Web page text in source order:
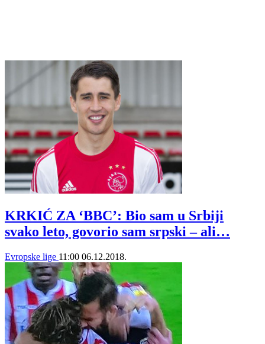
KRKIĆ ZA ‘BBC’: Bio sam u Srbiji
svako leto, govorio sam srpski – ali…
Evropske lige 11:00 06.12.2018.